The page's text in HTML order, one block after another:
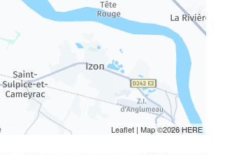
Leaflet | Map ©2026HERE